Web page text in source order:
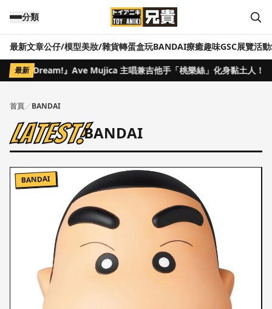
分類
最新文章公仔/模型美妝/雜貨轉蛋盒玩BANDAI療癒趣味GSC展覽活動
最新
BanG Dream!』Ave Mujica 主唱兼吉他手「桃樂絲」化身黏土人！
首頁／BANDAI
Latest!BANDAI
BANDAI